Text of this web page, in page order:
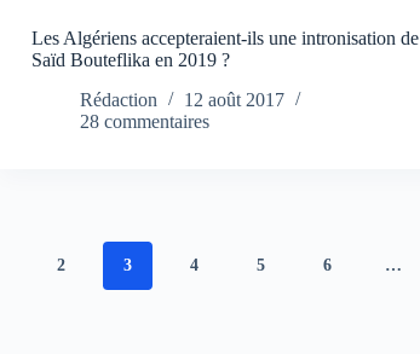
Les Algériens accepteraient-ils une intronisation de
Saïd Bouteflika en 2019 ?
Rédaction
12 août 2017
28 commentaires
2 3 4 5 6 …